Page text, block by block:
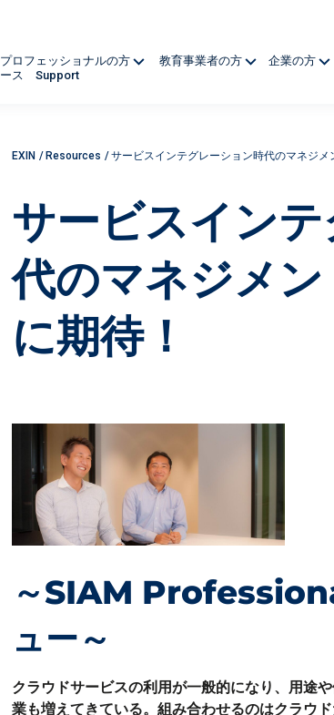
プロフェッショナルの方 教育事業者の方 企業の方
ース
Support
EXIN / Resources /サービスインテグレーション時代のマネジメ
サービスイン
代のマネジメ
に期待！
～SIAM
ュー～
クラウドサービスの利用が一般的になり、用途
業も増えてきている。組み合わせるのはクラウ